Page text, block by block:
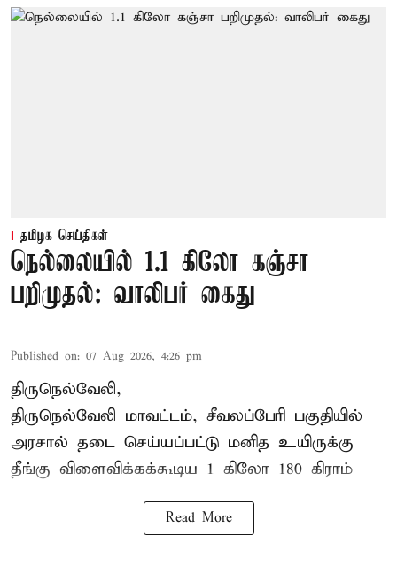
தமிழக செய்திகள்
நெல்லையில் 1.1 கிலோ கஞ்சா
பறிமுதல்: வாலிபர் கைது
Published on: 07 Aug 2026, 4:26 pm
திருநெல்வேலி,
திருநெல்வேலி மாவட்டம், சீவலப்பேரி பகுதியில்
அரசால் தடை செய்யப்பட்டு மனித உயிருக்கு
தீங்கு விளைவிக்கக்கூடிய 1 கிலோ 180 கிராம்
Read More